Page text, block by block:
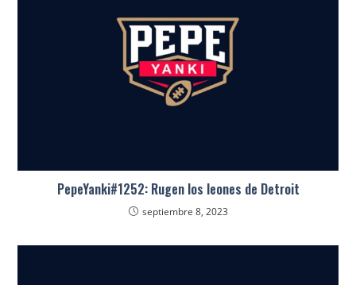
PepeYanki#1252: Rugen los leones de Detroit
septiembre 8, 2023